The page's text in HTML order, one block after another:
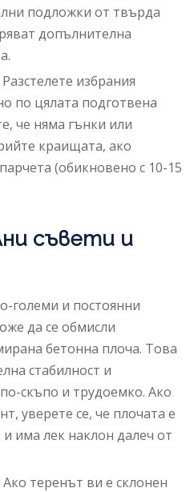
подложки от твърда
допълнителна
Разстелете избрания
по цялата подготвена
че няма гънки или
краищата, ако
(обикновено с 10-15
съвети и
големи и постоянни
да се обмисли
бетонна плоча. Това
стабилност и
скъпо и трудоемко. Ако
уверете се, че плочата е
има лек наклон далеч от
Ако теренът ви е склонен